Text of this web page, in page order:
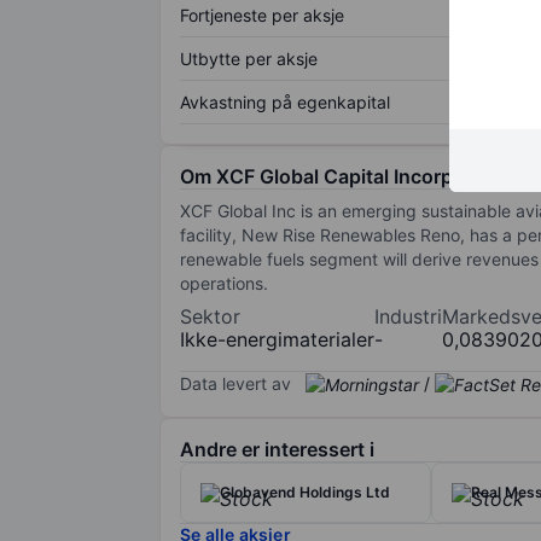
Fortjeneste per aksje
Utbytte per aksje
Avkastning på egenkapital
Om XCF Global Capital Incorporation
XCF Global Inc is an emerging sustainable
facility, New Rise Renewables Reno, has a
renewable fuels segment will derive
operations.
Sektor
Ikke-energimaterialer
Industri
-
Data levert av /
Andre er interessert i
Globavend Holdings Ltd Real
Se alle aksjer